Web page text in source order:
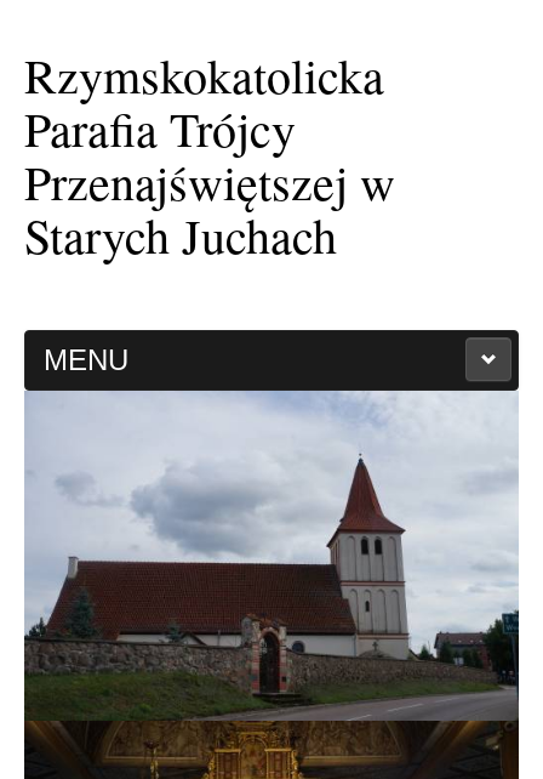
Rzymskokatolicka
Parafia Trójcy
Przenajświętszej w
Starych Juchach
MENU
KAPLICA FILIALNA
MSZE I NABOŻEŃSTWA
KONTAKT
KANCELARIA PARAFIALNA